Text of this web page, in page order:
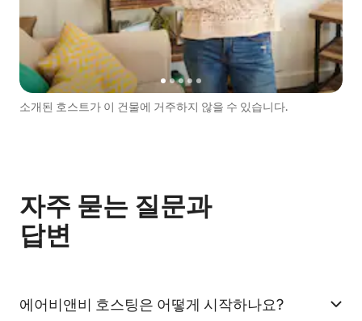
소개된 호스트가 이 건물에 거주하지 않을 수 있습니다.
자주 묻는 질문과
답변
에어비앤비 호스팅은 어떻게 시작하나요?